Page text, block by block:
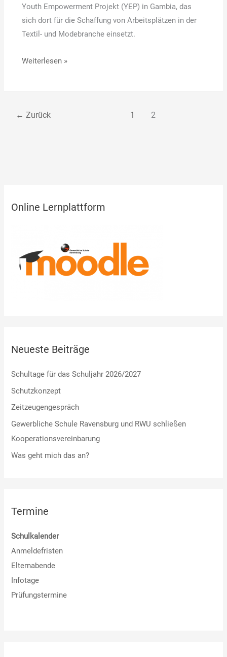
Youth Empowerment Projekt (YEP) in Gambia, das
sich dort für die Schaffung von Arbeitsplätzen in der
Textil- und Modebranche einsetzt.
Weiterlesen »
← Zurück 1 2
Online Lernplattform
Neueste Beiträge
Schultage für das Schuljahr 2026/2027
Schutzkonzept
Zeitzeugengespräch
Gewerbliche Schule Ravensburg und RWU schließen
Kooperationsvereinbarung
Was geht mich das an?
Termine
Schulkalender
Anmeldefristen
Elternabende
Infotage
Prüfungstermine
r